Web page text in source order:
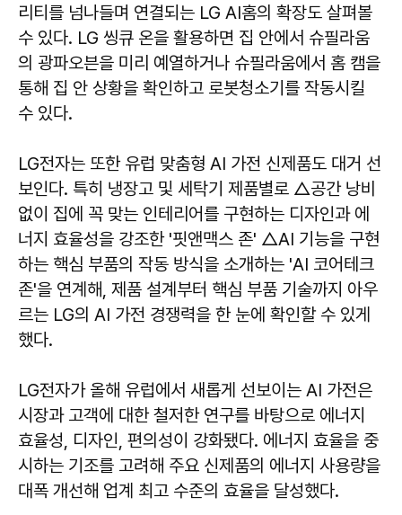
리티를 넘나들며 연결되는 LG AI홈의 확장도 살펴볼
수 있다. LG 씽큐 온을 활용하면 집 안에서 슈필라움
의 광파오븐을 미리 예열하거나 슈필라움에서 홈 캠을
통해 집 안 상황을 확인하고 로봇청소기를 작동시킬
수 있다.
LG전자는 또한 유럽 맞춤형 AI 가전 신제품도 대거 선
보인다. 특히 냉장고 및 세탁기 제품별로 △공간 낭비
없이 집에 꼭 맞는 인테리어를 구현하는 디자인과 에
너지 효율성을 강조한 '핏앤맥스 존' △AI 기능을 구현
하는 핵심 부품의 작동 방식을 소개하는 'AI 코어테크
존'을 연계해, 제품 설계부터 핵심 부품 기술까지 아우
르는 LG의 AI 가전 경쟁력을 한 눈에 확인할 수 있게
했다.
LG전자가 올해 유럽에서 새롭게 선보이는 AI 가전은
시장과 고객에 대한 철저한 연구를 바탕으로 에너지
효율성, 디자인, 편의성이 강화됐다. 에너지 효율을 중
시하는 기조를 고려해 주요 신제품의 에너지 사용량을
대폭 개선해 업계 최고 수준의 효율을 달성했다.